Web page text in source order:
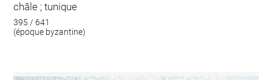
châle ; tunique
395 / 641
(époque byzantine)